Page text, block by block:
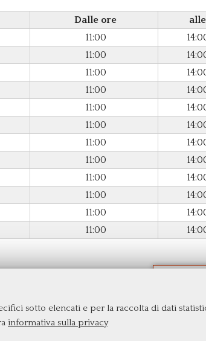
sotto elencati e per la raccolta di dati
informativa sulla privacy
Dalle ore alle
11:00
11:00
11:00
11:00
11:00
11:00
11:00
11:00
11:00
11:00
11:00
11:00